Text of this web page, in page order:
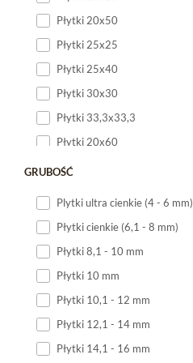
Płytki 20x50
Płytki 25x25
Płytki 25x40
Płytki 30x30
Płytki 33,3x33,3
Płytki 20x60
Płytki 20x120
GRUBOŚĆ
Plytki ultra cienkie (4 - 6 mm)
Płytki cienkie (6,1 - 8 mm)
Płytki 8,1 - 10 mm
Płytki 10 mm
Płytki 10,1 - 12 mm
Płytki 12,1 - 14 mm
Płytki 14,1 - 16 mm